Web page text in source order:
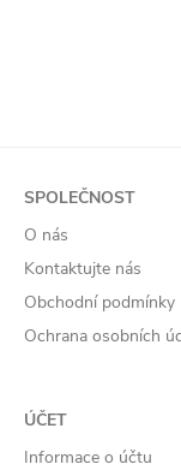
SPOLEČNOST
O nás
Kontaktujte nás
Obchodní podmínky
Ochrana osobních
ÚČET
Informace o účtu